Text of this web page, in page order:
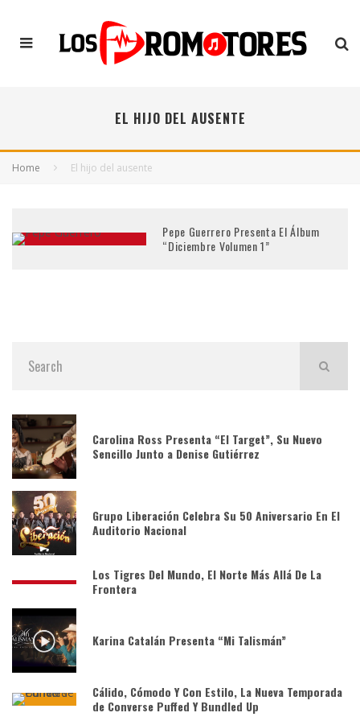
EL HIJO DEL AUSENTE
Home El hijo del ausente
Pepe Guerrero Presenta El Álbum
“Diciembre Volumen 1”
Carolina Ross Presenta “El Target”, Su Nuevo
Sencillo Junto a Denise Gutiérrez
Grupo Liberación Celebra Su 50 Aniversario En El
Auditorio Nacional
Los Tigres Del Mundo, El Norte Más Allá De La
Frontera
Karina Catalán Presenta “Mi Talismán”
Cálido, Cómodo Y Con Estilo, La Nueva Temporada
de Converse Puffed Y Bundled Up